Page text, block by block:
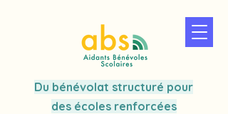
Du bénévolat structuré pour
des écoles renforcées